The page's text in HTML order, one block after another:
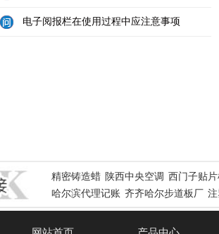
电子阅报栏在使用过程中应注意事项
精密铸造蜡 陕西中央空调 西门子贴
哈尔滨代理记账 齐齐哈尔步道板厂